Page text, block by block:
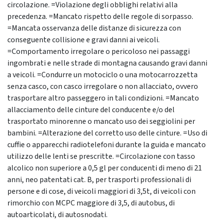
circolazione. =Violazione degli obblighi relativi alla
precedenza. =Mancato rispetto delle regole di sorpasso.
=Mancata osservanza delle distanze di sicurezza con
conseguente collisione e gravi danni ai veicoli.
=Comportamento irregolare o pericoloso nei passaggi
ingombrati e nelle strade di montagna causando gravi danni
a veicoli. =Condurre un motociclo o una motocarrozzetta
senza casco, con casco irregolare o non allacciato, ovvero
trasportare altro passeggero in tali condizioni. =Mancato
allacciamento delle cinture del conducente e/o del
trasportato minorenne o mancato uso dei seggiolini per
bambini. =Alterazione del corretto uso delle cinture. =Uso di
cuffie o apparecchi radiotelefoni durante la guida e mancato
utilizzo delle lenti se prescritte. =Circolazione con tasso
alcolico non superiore a 0,5 gl per conducenti di meno di 21
anni, neo patentati cat. B, per trasporti professionali di
persone e di cose, di veicoli maggiori di 3,5t, di veicoli con
rimorchio con MCPC maggiore di 3,5, di autobus, di
autoarticolati, di autosnodati.